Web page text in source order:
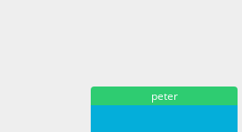
peter